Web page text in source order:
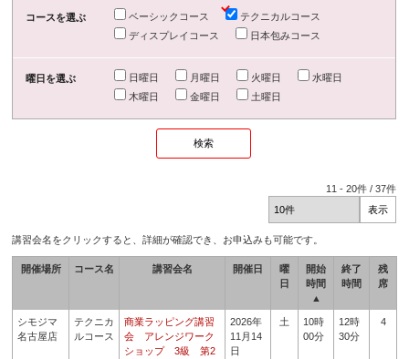
コースを選ぶ ベーシックコース
テクニカルコース
ディスプレイコース
日本包みコース
曜日を選ぶ 日曜日 月曜日 火曜日
水曜日
木曜日
金曜日 土曜日
11 -20件 /37件
講習会名をクリックすると、詳細が確認でき、お申込みも可能です。
開催場所 コース名 講習会名 開催日
曜
日
開始
時間
▲
終了
時間
残
席
シモジマ
名古屋店
テクニカ
ルコース
商業ラッピング講習
会 アレンジワーク
ショップ 3級 第2
2026年
11月14
日
土
10時
00分
12時
30分
4